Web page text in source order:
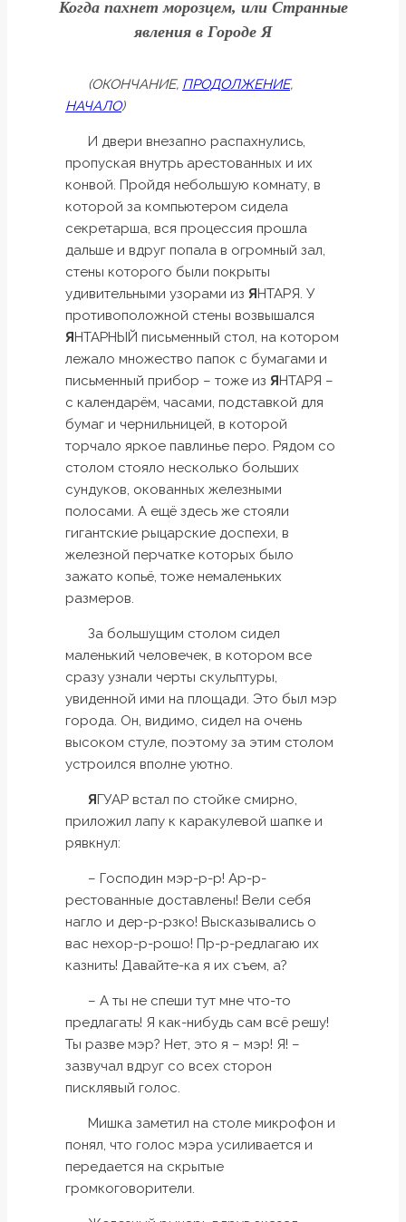
Когда пахнет морозцем, или Странные
явления в Городе Я
(ОКОНЧАНИЕ, ПРОДОЛЖЕНИЕ,
НАЧАЛО)
И двери внезапно распахнулись,
пропуская внутрь арестованных и их
конвой. Пройдя небольшую комнату, в
которой за компьютером сидела
секретарша, вся процессия прошла
дальше и вдруг попала в огромный зал,
стены которого были покрыты
удивительными узорами из ЯНТАРЯ. У
противоположной стены возвышался
ЯНТАРНЫЙ письменный стол, на котором
лежало множество папок с бумагами и
письменный прибор – тоже из ЯНТАРЯ –
с календарём, часами, подставкой для
бумаг и чернильницей, в которой
торчало яркое павлинье перо. Рядом со
столом стояло несколько больших
сундуков, окованных железными
полосами. А ещё здесь же стояли
гигантские рыцарские доспехи, в
железной перчатке которых было
зажато копьё, тоже немаленьких
размеров.
За большущим столом сидел
маленький человечек, в котором все
сразу узнали черты скульптуры,
увиденной ими на площади. Это был мэр
города. Он, видимо, сидел на очень
высоком стуле, поэтому за этим столом
устроился вполне уютно.
ЯГУАР встал по стойке смирно,
приложил лапу к каракулевой шапке и
рявкнул:
– Господин мэр-р-р! Ар-р-
рестованные доставлены! Вели себя
нагло и дер-р-рзко! Высказывались о
вас нехор-р-рошо! Пр-р-редлагаю их
казнить! Давайте-ка я их съем, а?
– А ты не спеши тут мне что-то
предлагать! Я как-нибудь сам всё решу!
Ты разве мэр? Нет, это я – мэр! Я! –
зазвучал вдруг со всех сторон
писклявый голос.
Мишка заметил на столе микрофон и
понял, что голос мэра усиливается и
передается на скрытые
громкоговорители.